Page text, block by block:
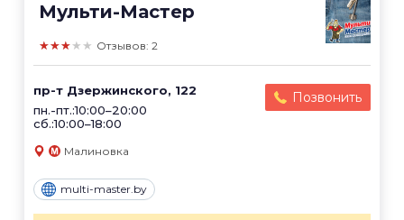
Мульти-Мастер
★★★★★ Отзывов: 2
пр-т Дзержинского, 122
пн.-пт.:10:00–20:00
сб.:10:00–18:00
Позвонить
Малиновка
multi-master.by